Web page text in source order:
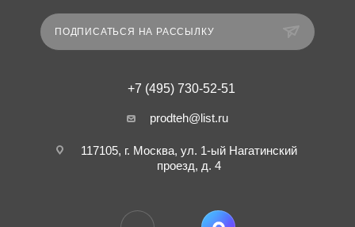
ПОДПИСАТЬСЯ НА РАССЫЛКУ
+7 (495) 730-52-51
prodteh@list.ru
117105, г. Москва, ул. 1-ый Нагатинский
проезд, д. 4